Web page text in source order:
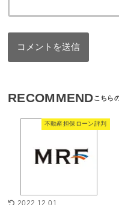
RECOMMEND
不動産担保ローン評判
2022.12.01